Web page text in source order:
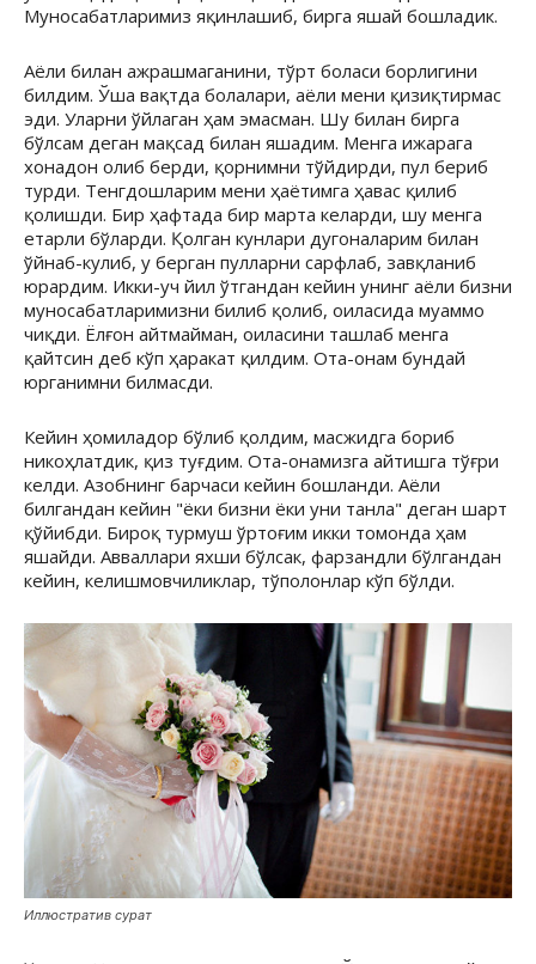
Муносабатларимиз яқинлашиб, бирга яшай бошладик.
Аёли билан ажрашмаганини, тўрт боласи борлигини
билдим. Ўша вақтда болалари, аёли мени қизиқтирмас
эди. Уларни ўйлаган ҳам эмасман. Шу билан бирга
бўлсам деган мақсад билан яшадим. Менга ижарага
хонадон олиб берди, қорнимни тўйдирди, пул бериб
турди. Тенгдошларим мени ҳаётимга ҳавас қилиб
қолишди. Бир ҳафтада бир марта келарди, шу менга
етарли бўларди. Қолган кунлари дугоналарим билан
ўйнаб-кулиб, у берган пулларни сарфлаб, завқланиб
юрардим. Икки-уч йил ўтгандан кейин унинг аёли бизни
муносабатларимизни билиб қолиб, оиласида муаммо
чиқди. Ёлғон айтмайман, оиласини ташлаб менга
қайтсин деб кўп ҳаракат қилдим. Ота-онам бундай
юрганимни билмасди.
Кейин ҳомиладор бўлиб қолдим, масжидга бориб
никоҳлатдик, қиз туғдим. Ота-онамизга айтишга тўғри
келди. Азобнинг барчаси кейин бошланди. Аёли
билгандан кейин "ёки бизни ёки уни танла" деган шарт
қўйибди. Бироқ турмуш ўртоғим икки томонда ҳам
яшайди. Авваллари яхши бўлсак, фарзандли бўлгандан
кейин, келишмовчиликлар, тўполонлар кўп бўлди.
Иллюстратив сурат